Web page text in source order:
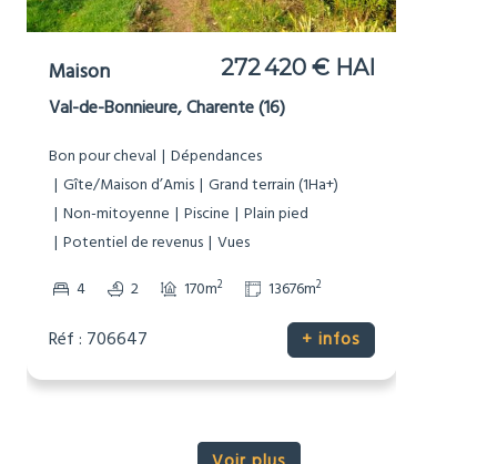
Vouthon, Charente (16)
Bord de Rivière Dépendances
Grand terrain (1Ha+)
Maison de caractère
Pierre
Potentiel de revenus Vues
2 18305m2
Réf : 706663 + infos